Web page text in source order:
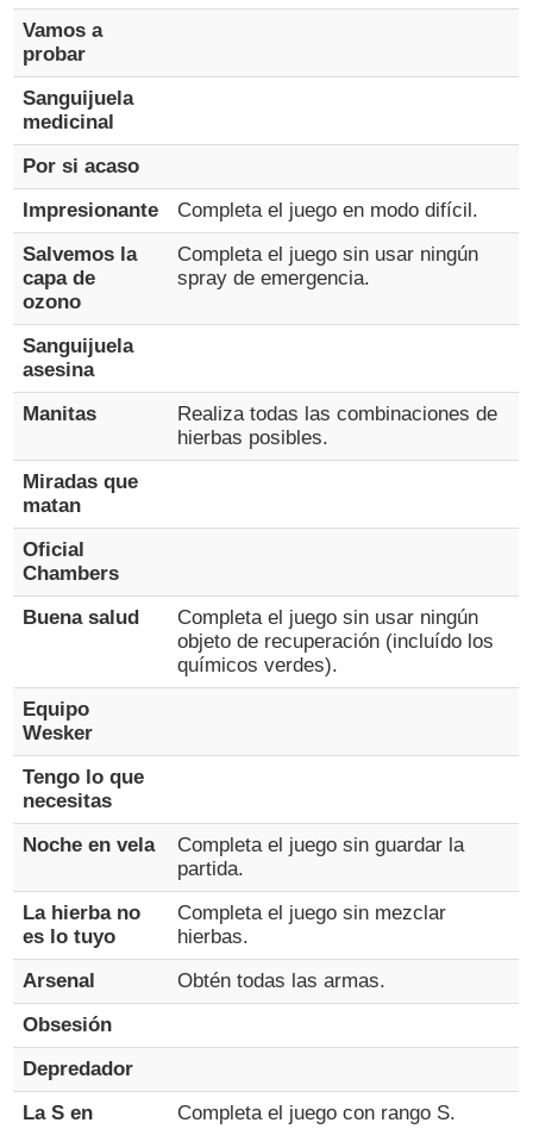
Vamos a
probar
Sanguijuela
medicinal
Por si acaso
Impresionante
Completa el juego en modo difícil.
Salvemos la
capa de
ozono
Completa el juego sin usar ningún
spray de emergencia.
Sanguijuela
asesina
Manitas
Realiza todas las combinaciones de
hierbas posibles.
Miradas que
matan
Oficial
Chambers
Buena salud
Completa el juego sin usar ningún
objeto de recuperación (incluído los
químicos verdes).
Equipo
Wesker
Tengo lo que
necesitas
Noche en vela
Completa el juego sin guardar la
partida.
La hierba no
es lo tuyo
Completa el juego sin mezclar
hierbas.
Arsenal
Obtén todas las armas.
Obsesión
Depredador
La S en
Completa el juego con rango S.